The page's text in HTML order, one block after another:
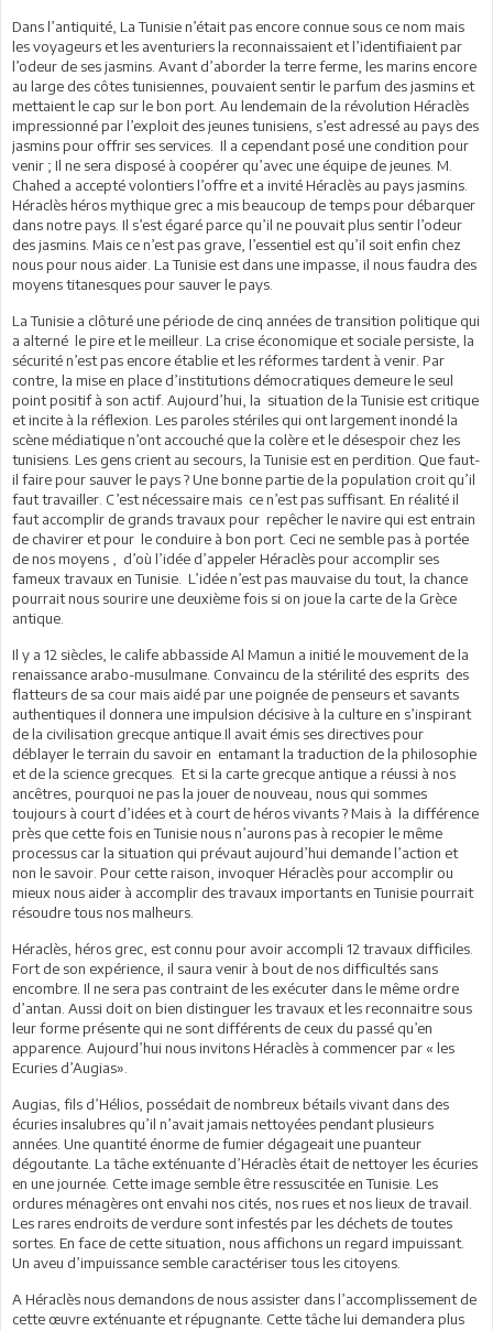
Dans l’antiquité, La Tunisie n’était pas encore connue sous ce nom mais
les voyageurs et les aventuriers la reconnaissaient et l’identifiaient par
l’odeur de ses jasmins. Avant d’aborder la terre ferme, les marins encore
au large des côtes tunisiennes, pouvaient sentir le parfum des jasmins et
mettaient le cap sur le bon port. Au lendemain de la révolution Héraclès
impressionné par l’exploit des jeunes tunisiens, s’est adressé au pays des
jasmins pour offrir ses services. Il a cependant posé une condition pour
venir ; Il ne sera disposé à coopérer qu’avec une équipe de jeunes. M.
Chahed a accepté volontiers l’offre et a invité Héraclès au pays jasmins.
Héraclès héros mythique grec a mis beaucoup de temps pour débarquer
dans notre pays. Il s’est égaré parce qu’il ne pouvait plus sentir l’odeur
des jasmins. Mais ce n’est pas grave, l’essentiel est qu’il soit enfin chez
nous pour nous aider. La Tunisie est dans une impasse, il nous faudra des
moyens titanesques pour sauver le pays.
La Tunisie a clôturé une période de cinq années de transition politique qui
a alterné le pire et le meilleur. La crise économique et sociale persiste, la
sécurité n’est pas encore établie et les réformes tardent à venir. Par
contre, la mise en place d’institutions démocratiques demeure le seul
point positif à son actif. Aujourd’hui, la situation de la Tunisie est critique
et incite à la réflexion. Les paroles stériles qui ont largement inondé la
scène médiatique n’ont accouché que la colère et le désespoir chez les
tunisiens. Les gens crient au secours, la Tunisie est en perdition. Que faut-
il faire pour sauver le pays ? Une bonne partie de la population croit qu’il
faut travailler. C’est nécessaire mais ce n’est pas suffisant. En réalité il
faut accomplir de grands travaux pour repêcher le navire qui est entrain
de chavirer et pour le conduire à bon port. Ceci ne semble pas à portée
de nos moyens , d’où l’idée d’appeler Héraclès pour accomplir ses
fameux travaux en Tunisie. L’idée n’est pas mauvaise du tout, la chance
pourrait nous sourire une deuxième fois si on joue la carte de la Grèce
antique.
Il y a 12 siècles, le calife abbasside Al Mamun a initié le mouvement de la
renaissance arabo-musulmane. Convaincu de la stérilité des esprits des
flatteurs de sa cour mais aidé par une poignée de penseurs et savants
authentiques il donnera une impulsion décisive à la culture en s’inspirant
de la civilisation grecque antique.Il avait émis ses directives pour
déblayer le terrain du savoir en entamant la traduction de la philosophie
et de la science grecques. Et si la carte grecque antique a réussi à nos
ancêtres, pourquoi ne pas la jouer de nouveau, nous qui sommes
toujours à court d’idées et à court de héros vivants ? Mais à la différence
près que cette fois en Tunisie nous n’aurons pas à recopier le même
processus car la situation qui prévaut aujourd’hui demande l’action et
non le savoir. Pour cette raison, invoquer Héraclès pour accomplir ou
mieux nous aider à accomplir des travaux importants en Tunisie pourrait
résoudre tous nos malheurs.
Héraclès, héros grec, est connu pour avoir accompli 12 travaux difficiles.
Fort de son expérience, il saura venir à bout de nos difficultés sans
encombre. Il ne sera pas contraint de les exécuter dans le même ordre
d’antan. Aussi doit on bien distinguer les travaux et les reconnaitre sous
leur forme présente qui ne sont différents de ceux du passé qu’en
apparence. Aujourd’hui nous invitons Héraclès à commencer par « les
Ecuries d’Augias».
Augias, fils d’Hélios, possédait de nombreux bétails vivant dans des
écuries insalubres qu’il n’avait jamais nettoyées pendant plusieurs
années. Une quantité énorme de fumier dégageait une puanteur
dégoutante. La tâche exténuante d’Héraclès était de nettoyer les écuries
en une journée. Cette image semble être ressuscitée en Tunisie. Les
ordures ménagères ont envahi nos cités, nos rues et nos lieux de travail.
Les rares endroits de verdure sont infestés par les déchets de toutes
sortes. En face de cette situation, nous affichons un regard impuissant.
Un aveu d’impuissance semble caractériser tous les citoyens.
A Héraclès nous demandons de nous assister dans l’accomplissement de
cette œuvre exténuante et répugnante. Cette tâche lui demandera plus